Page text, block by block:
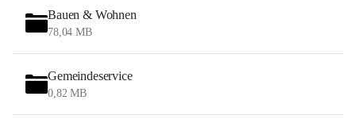
Bauen & Wohnen
78,04 MB
Gemeindeservice
0,82 MB